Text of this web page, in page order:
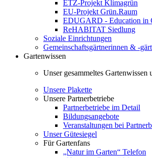
ETZ-Projekt Klimagrün
EU-Projekt Grün.Raum
EDUGARD - Education in
ReHABITAT Siedlung
Soziale Einrichtungen
Gemeinschaftsgärtnerinnen & -
Gartenwissen
Unser gesammeltes Gartenwissen
Unsere Plakette
Unsere Partnerbetriebe
Partnerbetriebe im Detail
Bildungsangebote
Veranstaltungen bei
Unser Gütesiegel
Für Gartenfans
„Natur im Garten“ Telefon